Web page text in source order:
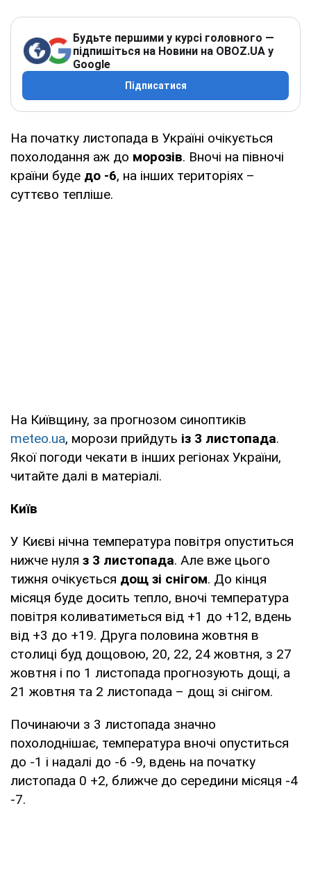
Будьте першими у курсі головного —
підпишіться на Новини на OBOZ.UA у
Google
Підписатися
На початку листопада в Україні очікується
похолодання аж до морозів. Вночі на півночі
країни буде до -6, на інших територіях –
суттєво тепліше.
На Київщину, за прогнозом синоптиків
meteo.ua, морози прийдуть із 3 листопада.
Якої погоди чекати в інших регіонах України,
читайте далі в матеріалі.
Київ
У Києві нічна температура повітря опуститься
нижче нуля з 3 листопада. Але вже цього
тижня очікується дощ зі снігом. До кінця
місяця буде досить тепло, вночі температура
повітря коливатиметься від +1 до +12, вдень
від +3 до +19. Друга половина жовтня в
столиці буд дощовою, 20, 22, 24 жовтня, з 27
жовтня і по 1 листопада прогнозують дощі, а
21 жовтня та 2 листопада – дощ зі снігом.
Починаючи з 3 листопада значно
похолоднішає, температура вночі опуститься
до -1 і надалі до -6 -9, вдень на початку
листопада 0 +2, ближче до середини місяця -4
-7.